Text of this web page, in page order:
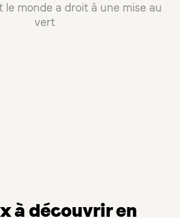
le monde a droit à une mise au
vert
à découvrir en